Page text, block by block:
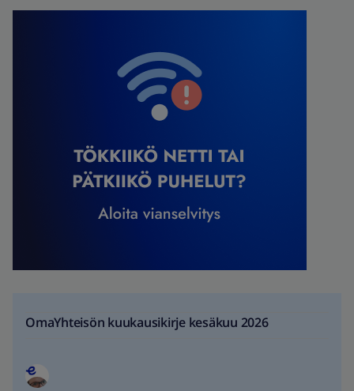
OmaYhteisön kuukausikirje kesäkuu 2026